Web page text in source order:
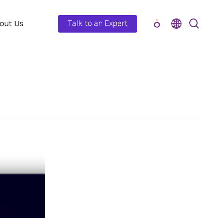
Us Talk to an Expert